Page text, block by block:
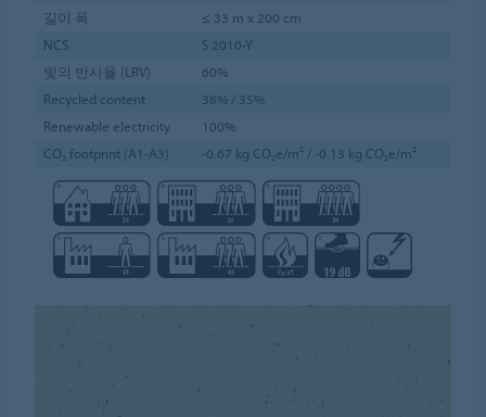
길이 폭
≤ 33 m x 200 cm
NCS
S 2010-Y
빛의 반사율 (LRV)
60%
Recycled content
38% / 35%
Renewable electricity
100%
CO₂ footprint (A1-A3)
-0.67 kg CO₂e/m² / -0.13 kg CO₂e/m²